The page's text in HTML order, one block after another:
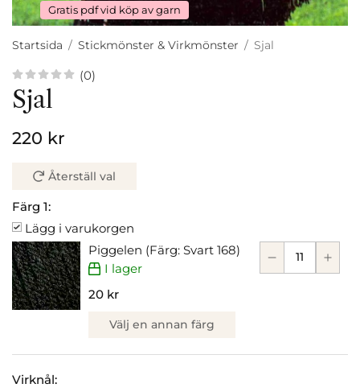
Gratis pdf vid köp av garn
Startsida / Stickmönster & Virkmönster / Sjal
(0)
Sjal
220 kr
Återställ val
Färg 1:
Lägg i varukorgen
Piggelen (Färg: Svart 168)
I lager
20 kr
Välj en annan färg
Virknål: